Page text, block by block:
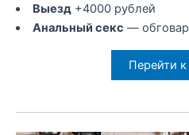
Выезд+4000 рублей
Анальный секс —
Перейти к